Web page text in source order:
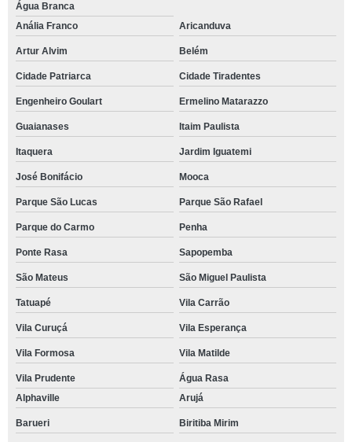
Água Branca
Anália Franco
Aricanduva
Artur Alvim Belém
Cidade Patriarca Cidade Tiradentes
Engenheiro Goulart Ermelino Matarazzo
Guaianases Itaim Paulista
Itaquera Jardim Iguatemi
José Bonifácio Mooca
Parque São Lucas Parque São Rafael
Parque do Carmo Penha
Ponte Rasa Sapopemba
São Mateus São Miguel Paulista
Tatuapé Vila Carrão
Vila Curuçá Vila Esperança
Vila Formosa Vila Matilde
Vila Prudente
Água Rasa
Alphaville
Arujá
Barueri Biritiba Mirim